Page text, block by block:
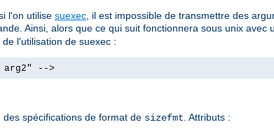
l'on utilise suexec, il est impossible de transmettre des
Ainsi, alors que ce qui suit fonctionnera sous unix avec
l'utilisation de suexec :
arg2" -->
spécifications de format de sizefmt . Attributs :